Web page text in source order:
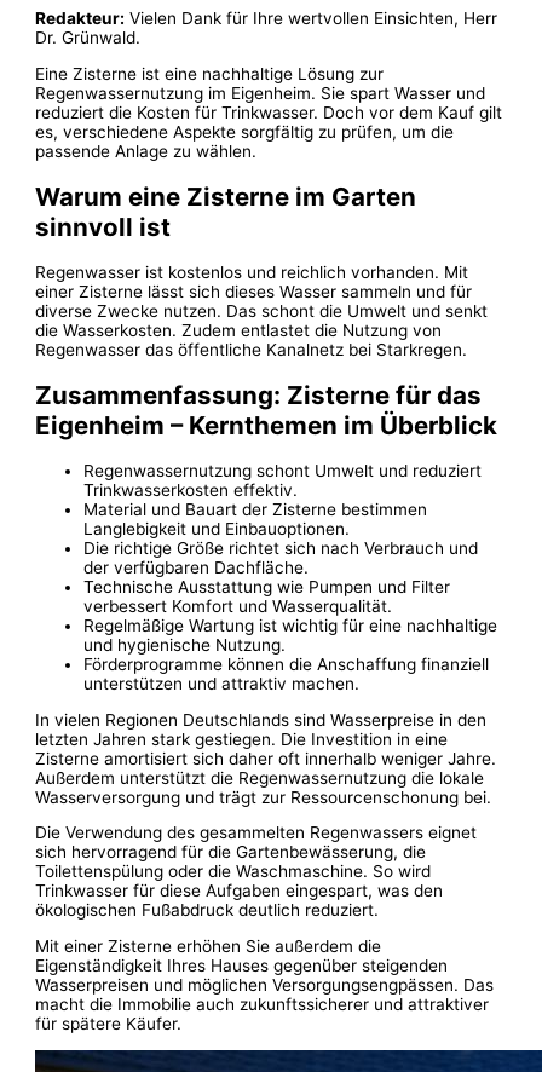
Redakteur: Vielen Dank für Ihre wertvollen Einsichten, Herr
Dr. Grünwald.
Eine Zisterne ist eine nachhaltige Lösung zur
Regenwassernutzung im Eigenheim. Sie spart Wasser und
reduziert die Kosten für Trinkwasser. Doch vor dem Kauf gilt
es, verschiedene Aspekte sorgfältig zu prüfen, um die
passende Anlage zu wählen.
Warum eine Zisterne im Garten
sinnvoll ist
Regenwasser ist kostenlos und reichlich vorhanden. Mit
einer Zisterne lässt sich dieses Wasser sammeln und für
diverse Zwecke nutzen. Das schont die Umwelt und senkt
die Wasserkosten. Zudem entlastet die Nutzung von
Regenwasser das öffentliche Kanalnetz bei Starkregen.
Zusammenfassung: Zisterne für das
Eigenheim – Kernthemen im Überblick
Regenwassernutzung schont Umwelt und reduziert
Trinkwasserkosten effektiv.
Material und Bauart der Zisterne bestimmen
Langlebigkeit und Einbauoptionen.
Die richtige Größe richtet sich nach Verbrauch und
der verfügbaren Dachfläche.
Technische Ausstattung wie Pumpen und Filter
verbessert Komfort und Wasserqualität.
Regelmäßige Wartung ist wichtig für eine nachhaltige
und hygienische Nutzung.
Förderprogramme können die Anschaffung finanziell
unterstützen und attraktiv machen.
In vielen Regionen Deutschlands sind Wasserpreise in den
letzten Jahren stark gestiegen. Die Investition in eine
Zisterne amortisiert sich daher oft innerhalb weniger Jahre.
Außerdem unterstützt die Regenwassernutzung die lokale
Wasserversorgung und trägt zur Ressourcenschonung bei.
Die Verwendung des gesammelten Regenwassers eignet
sich hervorragend für die Gartenbewässerung, die
Toilettenspülung oder die Waschmaschine. So wird
Trinkwasser für diese Aufgaben eingespart, was den
ökologischen Fußabdruck deutlich reduziert.
Mit einer Zisterne erhöhen Sie außerdem die
Eigenständigkeit Ihres Hauses gegenüber steigenden
Wasserpreisen und möglichen Versorgungsengpässen. Das
macht die Immobilie auch zukunftssicherer und attraktiver
für spätere Käufer.